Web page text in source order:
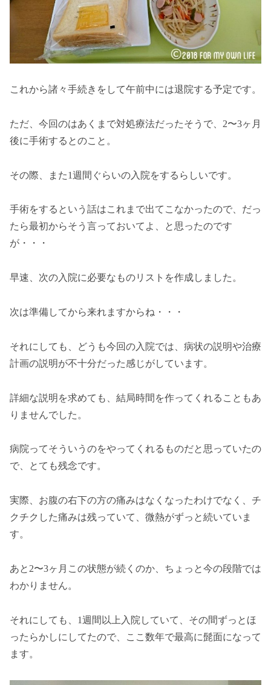
これから諸々手続きをして午前中には退院する予定です。
ただ、今回のはあくまで対処療法だったそうで、2〜3ヶ月
後に手術するとのこと。
その際、また1週間ぐらいの入院をするらしいです。
手術をするという話はこれまで出てこなかったので、だっ
たら最初からそう言っておいてよ、と思ったのです
が・・・
早速、次の入院に必要なものリストを作成しました。
次は準備してから来れますからね・・・
それにしても、どうも今回の入院では、病状の説明や治療
計画の説明が不十分だった感じがしています。
詳細な説明を求めても、結局時間を作ってくれることもあ
りませんでした。
病院ってそういうのをやってくれるものだと思っていたの
で、とても残念です。
実際、お腹の右下の方の痛みはなくなったわけでなく、チ
クチクした痛みは残っていて、微熱がずっと続いていま
す。
あと2〜3ヶ月この状態が続くのか、ちょっと今の段階では
わかりません。
それにしても、1週間以上入院していて、その間ずっとほ
ったらかしにしてたので、ここ数年で最高に髭面になって
ます。